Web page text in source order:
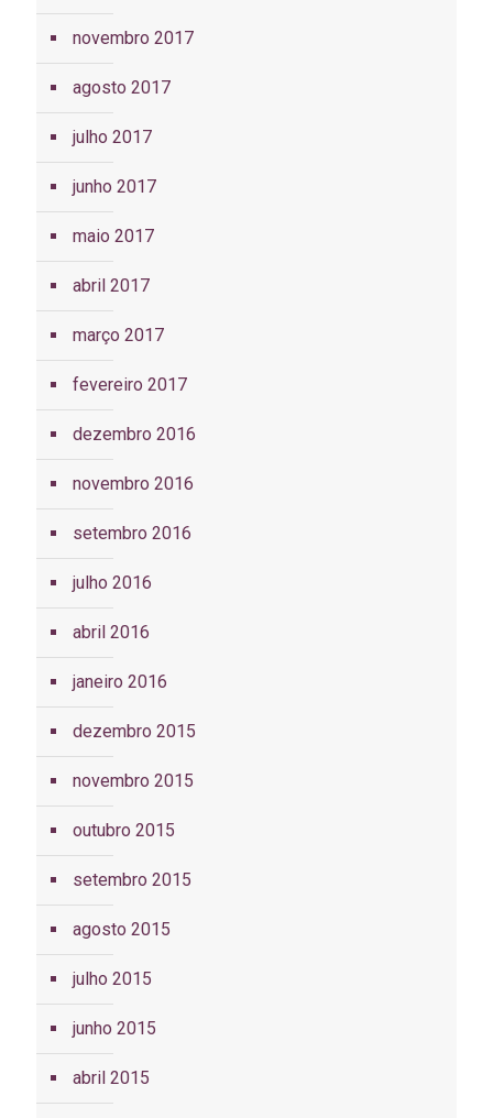
novembro 2017
agosto 2017
julho 2017
junho 2017
maio 2017
abril 2017
março 2017
fevereiro 2017
dezembro 2016
novembro 2016
setembro 2016
julho 2016
abril 2016
janeiro 2016
dezembro 2015
novembro 2015
outubro 2015
setembro 2015
agosto 2015
julho 2015
junho 2015
abril 2015